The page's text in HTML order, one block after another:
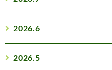
2026.6
2026.5